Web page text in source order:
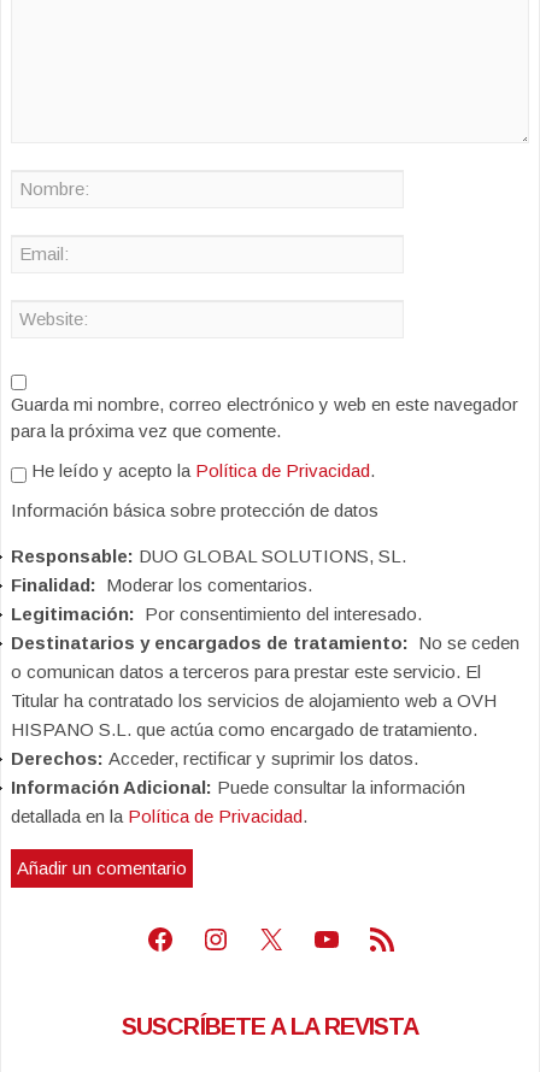
Guarda mi nombre, correo electrónico y web en este navegador
para la próxima vez que comente.
He leído y acepto la Política de Privacidad.
Información básica sobre protección de datos
Responsable: DUO GLOBAL SOLUTIONS, SL.
Finalidad: Moderar los comentarios.
Legitimación: Por consentimiento del interesado.
Destinatarios y encargados de tratamiento: No se ceden
o comunican datos a terceros para prestar este servicio. El
Titular ha contratado los servicios de alojamiento web a OVH
HISPANO S.L. que actúa como encargado de tratamiento.
Derechos: Acceder, rectificar y suprimir los datos.
Información Adicional: Puede consultar la información
detallada en la Política de Privacidad.
Facebook
Instagram
X Youtube
Feed RSS
SUSCRÍBETE A LA REVISTA